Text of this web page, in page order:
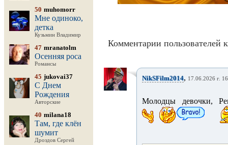
50 muhomorr
Мне одиноко,
детка
Кузьмин Владимир
47 mranatolm
Осенняя роса
Романсы
45 jukovai37
С Днем
Рождения
Авторские
40 milana18
Там, где клён
шумит
Дроздов Сергей
Комментарии пользователей
NikSFilm2014, 17.06.2026 г.
Молодцы девочки,